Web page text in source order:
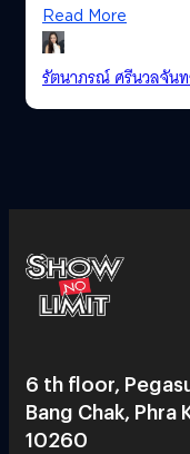
Read More
รัตนาภรณ์ ศรีนวลจัน
6 th floor,
Bang Chak, Phra
10260